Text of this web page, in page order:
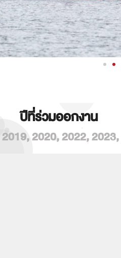
ปีที่ร่วมออกงาน
2019,2020,2022,2023,